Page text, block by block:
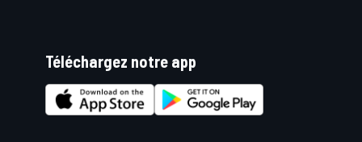
Téléchargez notre app